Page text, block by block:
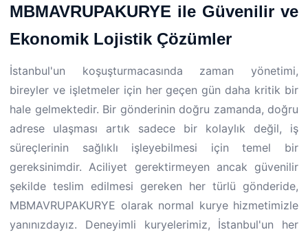
MBMAVRUPAKURYE ile Güvenilir ve
Ekonomik Lojistik Çözümler
İstanbul'un koşuşturmacasında zaman yönetimi,
bireyler ve işletmeler için her geçen gün daha kritik bir
hale gelmektedir. Bir gönderinin doğru zamanda, doğru
adrese ulaşması artık sadece bir kolaylık değil, iş
süreçlerinin sağlıklı işleyebilmesi için temel bir
gereksinimdir. Aciliyet gerektirmeyen ancak güvenilir
şekilde teslim edilmesi gereken her türlü gönderide,
MBMAVRUPAKURYE olarak normal kurye hizmetimizle
yanınızdayız. Deneyimli kuryelerimiz, İstanbul'un her